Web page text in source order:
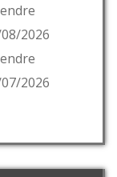
2026
2026